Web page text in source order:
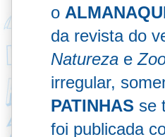
o
da revista do
Natureza e
irregular,
PATINHAS se
foi publicada